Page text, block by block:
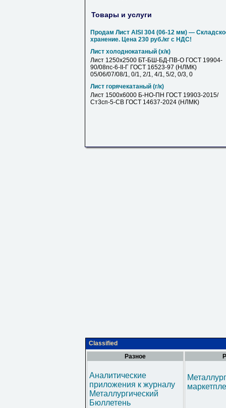
Товары и услуги
Продам Лист AISI 304 (06-12 мм) —
хранение. Цена 230 руб./кг с НДС!
Лист холоднокатаный (х/к)
Лист 1250х2500 БТ-БШ-БД-ПВ-О ГОСТ 19904-
90/08пс-6-II-Г ГОСТ 16523-97 (НЛМК)
05/06/07/08/1, 0/1, 2/1, 4/1, 5/2, 0/3, 0
Лист горячекатаный (г/к)
Лист 1500х6000 Б-НО-ПН ГОСТ 19903-2015/
Ст3сп-5-СВ ГОСТ 14637-2024 (НЛМК)
Classified
Разное
Аналитические
приложения к журналу
Металлургический
Бюллетень